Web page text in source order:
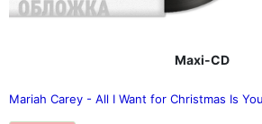
Maxi-CD
Mariah Carey - All I Want for Christmas Is You